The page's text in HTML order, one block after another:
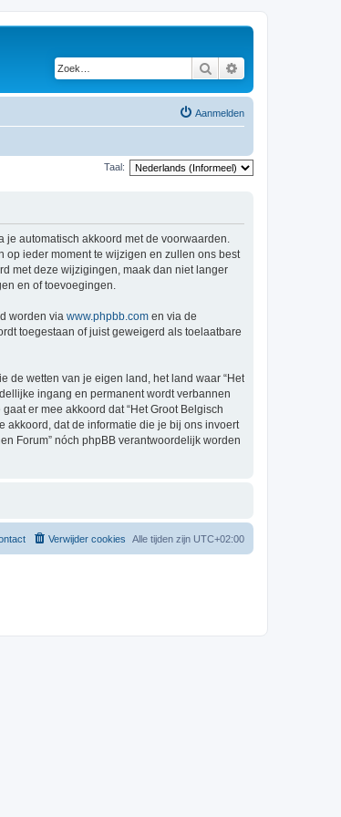
Zoek
Aanmelden
Taal:
je automatisch akkoord met de voorwaarden.
op ieder moment te wijzigen en zullen ons best
met deze wijzigingen, maak dan niet langer
en of toevoegingen.
worden via www.phpbb.com en via de
toegestaan of juist geweigerd als toelaatbare
de wetten van je eigen land, het land waar “Het
ingang en permanent wordt verbannen
er mee akkoord dat “Het Groot Belgisch
akkoord, dat de informatie die je bij ons invoert
Forum” nóch phpBB verantwoordelijk worden
Alle tijden zijn UTC+02:00
Verwijder cookies